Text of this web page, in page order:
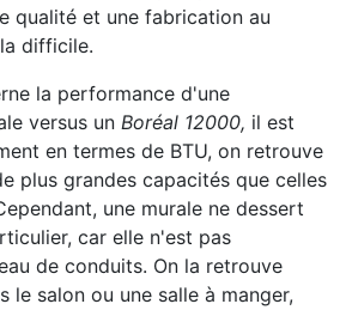
qualité et une fabrication au
difficile.
la performance d'une
versus un Boréal 12000, il est
en termes de BTU, on retrouve
plus grandes capacités que celles
une murale ne dessert
car elle n'est pas
de conduits. On la retrouve
le salon ou une salle à manger,